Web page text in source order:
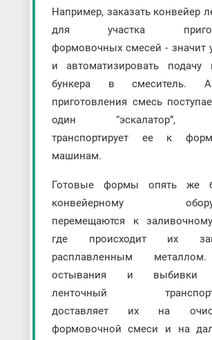
Например, заказать конвейер
для участка
формовочных смесей - значит
и автоматизировать подачу
бункера в смеситель.
приготовления смесь
один “эскалатор”,
транспортирует ее к
машинам.
Готовые формы опять же
конвейерному
перемещаются к заливочному
где происходит их
расплавленным
остывания и выбивки
ленточный
доставляет их на
формовочной смеси и на